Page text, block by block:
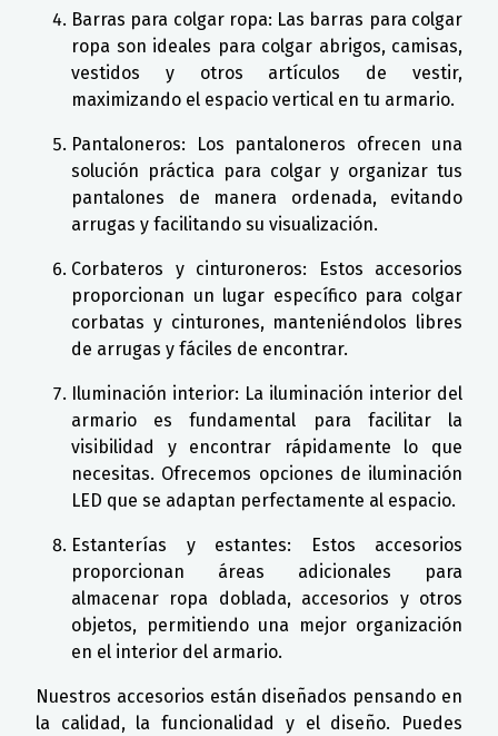
Barras para colgar ropa: Las barras para colgar
ropa son ideales para colgar abrigos, camisas,
vestidos y otros artículos de vestir,
maximizando el espacio vertical en tu armario.
Pantaloneros: Los pantaloneros ofrecen una
solución práctica para colgar y organizar tus
pantalones de manera ordenada, evitando
arrugas y facilitando su visualización.
Corbateros y cinturoneros: Estos accesorios
proporcionan un lugar específico para colgar
corbatas y cinturones, manteniéndolos libres
de arrugas y fáciles de encontrar.
Iluminación interior: La iluminación interior del
armario es fundamental para facilitar la
visibilidad y encontrar rápidamente lo que
necesitas. Ofrecemos opciones de iluminación
LED que se adaptan perfectamente al espacio.
Estanterías y estantes: Estos accesorios
proporcionan áreas adicionales para
almacenar ropa doblada, accesorios y otros
objetos, permitiendo una mejor organización
en el interior del armario.
Nuestros accesorios están diseñados pensando en
la calidad, la funcionalidad y el diseño. Puedes